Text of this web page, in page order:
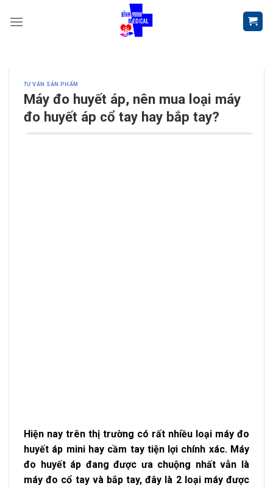
TƯ VẤN SẢN PHẨM
Máy đo huyết áp, nên mua loại máy
đo huyết áp cổ tay hay bắp tay?
Hiện nay trên thị trường có rất nhiều loại máy đo
huyết áp mini hay cầm tay tiện lợi chính xác. Máy
đo huyết áp đang được ưa chuộng nhất vẫn là
máy đo cổ tay và bắp tay, đây là 2 loại máy được